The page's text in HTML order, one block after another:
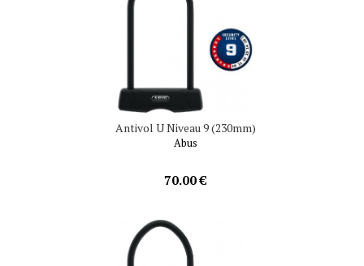
Antivol U Niveau 9 (230mm)
Abus
70.00 €